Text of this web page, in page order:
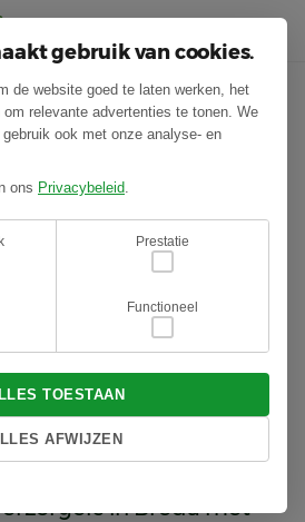
Breda
storm de takken tegen het dak van
je bang dat een van deze takken
is het verstandig om deze bomen
andere reden is dat er meer licht
natuurlijk de groei van alle
een boomverzorger ook een
Klik dan op de voorgaande link of
ons op!
in Breda met
gebruik van cookies.
de website goed te laten werken, het
relevante advertenties te tonen. We
ook met onze analyse- en
ons Privacybeleid.
Prestatie
Functioneel
TOESTAAN
AFWIJZEN